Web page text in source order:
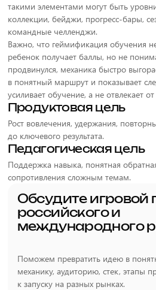
такими элементами могут быть
коллекции, бейджи, прогресс-бары,
командные челленджи.
Важно, что геймификация обучения
ребенок получает баллы, но не
продвинулся, механика быстро
в понятный маршрут и показывает
усиливает обучение, а не отвлекает от
Продуктовая цель
Рост вовлечения, удержания,
до ключевого результата.
Педагогическая цель
Поддержка навыка, понятная
сопротивления сложным темам.
Обсудите игровой
российского и
международного
Поможем превратить идею в
механику, аудиторию, стек, этапы
к запуску на разных рынках.